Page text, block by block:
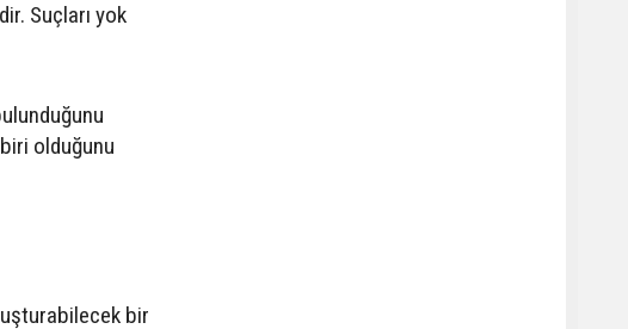
Suçları yok
olduğunu
bir